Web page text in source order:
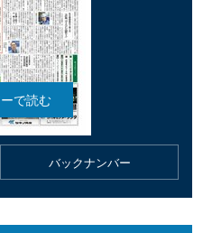
バックナンバー